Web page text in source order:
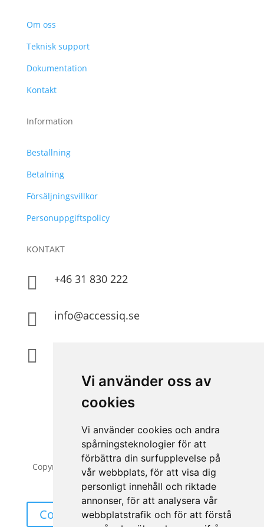
Vi använder oss av
cookies
Vi använder cookies och andra
spårningsteknologier för att
förbättra din surfupplevelse på
vår webbplats, för att visa dig
personligt innehåll och riktade
annonser, för att analysera vår
webbplatstrafik och för att förstå
Om oss
Teknisk support
Dokumentation
Kontakt
Information
Beställning
Betalning
Försäljningsvillkor
Personuppgiftspolicy
KONTAKT
 +46 31 830 222
 info@accessiq.se

Copyright © 2026 | All Rights Reserved | AccessiQ
AB
Cookieinställning